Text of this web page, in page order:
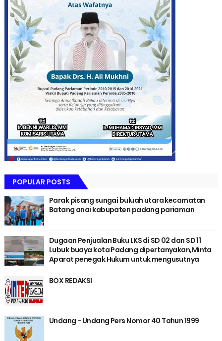
POPULAR POSTS
Parak pisang sungai buluah utara kecamatan
Batang anai kabupaten padang pariaman
Dugaan Penjualan Buku LKS di SD 02 dan SD 11
Lubuk buaya kota Padang dipertanyakan,Minta
Aparat penegak Hukum untuk mengusutnya
BOX REDAKSI
Undang - Undang Pers Nomor 40 Tahun 1999